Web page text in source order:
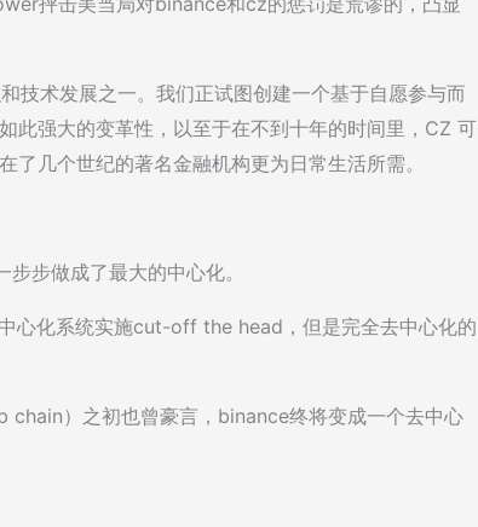
技术发展之一。我们正试图创建一个基于自愿参与而
此强大的变革性，以至于在不到十年的时间里，CZ 可
几个世纪的著名金融机构更为日常生活所需。
步做成了最大的中心化。
心化系统实施cut-off the head，但是完全去中心化的
）之初也曾豪言，binance终将变成一个去中心